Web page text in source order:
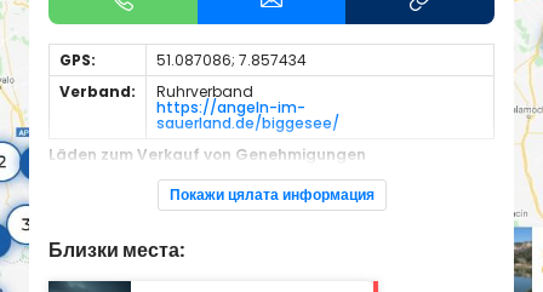
GPS:
51.087086; 7.857434
Verband:
Ruhrverband
https://angeln-im-
sauerland.de/biggesee/
Läden zum Verkauf von Genehmigungen
Erlaubnisscheine siehe Link
https://shop.angeln-im-
Покажи цялата информация
Близки места: